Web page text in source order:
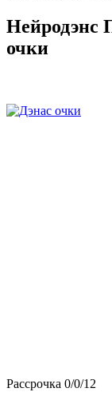
очки
Рассрочка 0/0/12